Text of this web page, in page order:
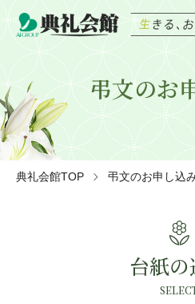
弔文のお
典礼会館TOP 弔文のお申し込
local_florist
台紙